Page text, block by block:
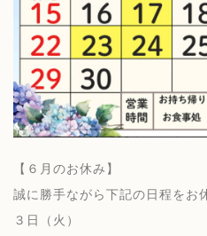
【６月のお休み】
誠に勝手ながら下記の日程をお
３日（火）